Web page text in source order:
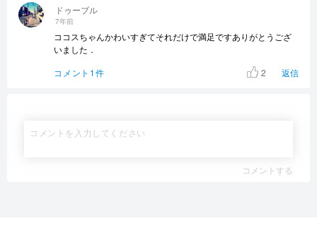
ドゥーブル
7年前
ココスちゃんかわいすぎてそれだけで満足ですありがとうござ
いました．
コメント1件
2 返信
コメントする